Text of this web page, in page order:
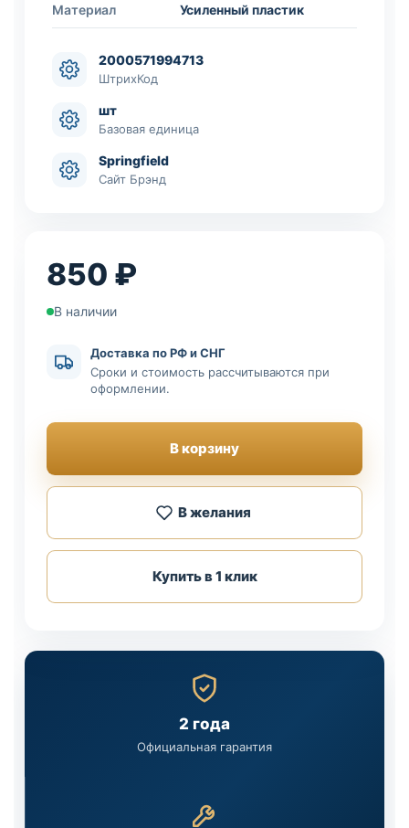
Материал Усиленный пластик
2000571994713
ШтрихКод
шт
Базовая единица
Springfield
Сайт Брэнд
850 ₽
В наличии
Доставка по РФ и СНГ
Сроки и стоимость рассчитываются при
оформлении.
В корзину
В желания
Купить в 1 клик
2 года
Официальная гарантия